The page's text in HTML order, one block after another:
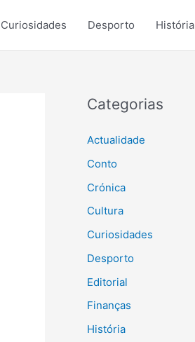
Curiosidades Desporto História
Categorias
Actualidade
Conto
Crónica
Cultura
Curiosidades
Desporto
Editorial
Finanças
História